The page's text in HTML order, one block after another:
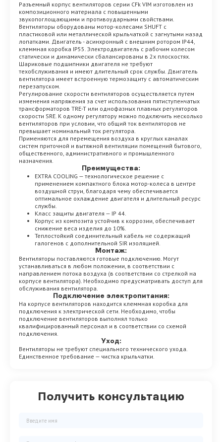
Получить консультацию
Разъемный корпус вентиляторов серии CFk VIM изготовлен из
композиционного материала с повышенными
звукопоглощающими и противоударными свойствами.
Вентиляторы оборудованы мотор-колесами SHUFT с
пластиковой или металлической крыльчаткой с загнутыми назад
лопатками. Двигатель - асинхронный с внешним ротором IP44,
клеммная коробка IP55. Электродвигатель с рабочим колесом
статически и динамически сбалансированы в 2х плоскостях.
Шариковые подшипники двигателя не требуют
техобслуживания и имеют длительный срок службы. Двигатель
вентилятора имеет встроенную термозащиту с автоматическим
перезапуском.
Регулирование скорости вентиляторов осуществляется путем
изменения напряжения за счет использования пятиступенчатых
трансформаторов TRE-T или однофазных плавных регуляторов
скорости SRE. К одному регулятору можно подключить несколько
вентиляторов при условии, что общий ток вентиляторов не
превышает номинальный ток регулятора.
Применяются для перемещения воздуха в круглых каналах
систем приточной и вытяжной вентиляции помещений бытового,
общественного, административного и промышленного
назначения.
Преимущества:
EXTRA COOLING — технологическое решение с
применением компактного блока мотор-колеса в центре
воздушной струи, благодаря чему обеспечивается
оптимальное охлаждение двигателя и длительный ресурс
службы.
Класс защиты двигателя — IP 44.
Корпус из композита устойчив к коррозии, обеспечивает
снижение веса изделия до 10%.
Теплостойкий соединительный кабель не содержащий
галогенов с дополнительной SIR изоляцией.
Монтаж:
Вентиляторы поставляются готовые подключению. Могут
устанавливаться в любом положении, в соответствии с
направлением потока воздуха (в соответствии со стрелкой на
корпусе вентилятора). Необходимо предусматривать доступ для
обслуживания вентилятора.
Подключение электропитания:
На корпусе вентиляторов находится клеммная коробка для
подключения к электрической сети. Необходимо, чтобы
подключение вентиляторов выполнял только
квалифицированный персонал и в соответствии со схемой
подключения.
Уход:
Вентиляторы не требуют специального технического ухода.
Единственное требование — чистка крыльчатки.